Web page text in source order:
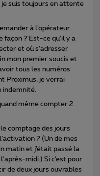
suis toujours en attente
à l’opérateur
façon ? Est-ce qu’il y a
et où s’adresser
mon premier soucis et
tous les numéros
Proximus, je verrai
indemnité.
même compter 2
comptage des jours
? (Un de mes
matin et j’était passé la
midi.) Si c’est pour
de deux jours ouvrables